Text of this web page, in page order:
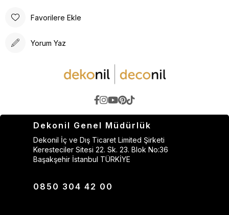
Favorilere Ekle
Yorum Yaz
Dekonil Genel Müdürlük
Dekonil İç ve Dış Ticaret Limited Şirketi
Keresteciler Sitesi 22. Sk. 23. Blok No:36
Başakşehir İstanbul TÜRKİYE
0850 304 42 00